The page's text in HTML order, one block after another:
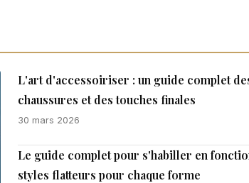
L'art d'accessoiriser : un guide complet
chaussures et des touches finales
30 mars 2026
Le guide complet pour s'habiller en
styles flatteurs pour chaque forme